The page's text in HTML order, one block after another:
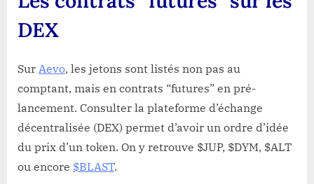
DEX
Sur Aevo, les jetons sont listés non pas au
comptant, mais en contrats “futures” en pré-
lancement. Consulter la plateforme d’échange
décentralisée (DEX) permet d’avoir un ordre d’idée
du prix d’un token. On y retrouve $JUP, $DYM, $ALT
ou encore $BLAST.